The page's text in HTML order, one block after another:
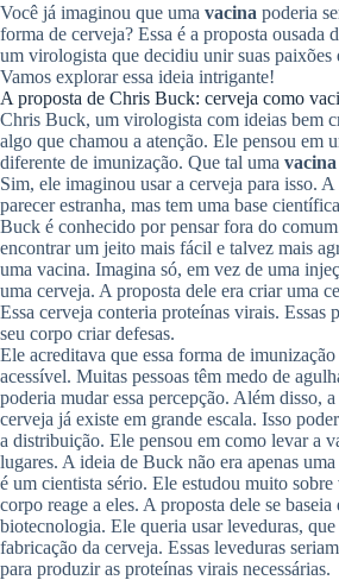
Você já imaginou que uma vacina poderia
forma de cerveja? Essa é a proposta ousada
um virologista que decidiu unir suas paixões
Vamos explorar essa ideia intrigante!
A proposta de Chris Buck: cerveja como
Chris Buck, um virologista com ideias bem
algo que chamou a atenção. Ele pensou em
diferente de imunização. Que tal uma vacina
Sim, ele imaginou usar a cerveja para isso.
parecer estranha, mas tem uma base
Buck é conhecido por pensar fora do
encontrar um jeito mais fácil e talvez mais
uma vacina. Imagina só, em vez de uma
uma cerveja. A proposta dele era criar uma
Essa cerveja conteria proteínas virais. Essas
seu corpo criar defesas.
Ele acreditava que essa forma de imunização
acessível. Muitas pessoas têm medo de
poderia mudar essa percepção. Além disso,
cerveja já existe em grande escala. Isso
a distribuição. Ele pensou em como levar a
lugares. A ideia de Buck não era apenas
é um cientista sério. Ele estudou muito
corpo reage a eles. A proposta dele se
biotecnologia. Ele queria usar leveduras, que
fabricação da cerveja. Essas leveduras
para produzir as proteínas virais necessárias.